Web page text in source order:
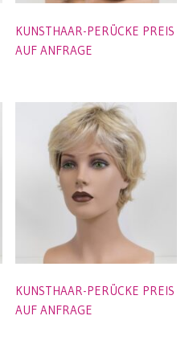
KUNSTHAAR-PERÜCKE PREIS
AUF ANFRAGE
KUNSTHAAR-PERÜCKE PREIS
AUF ANFRAGE